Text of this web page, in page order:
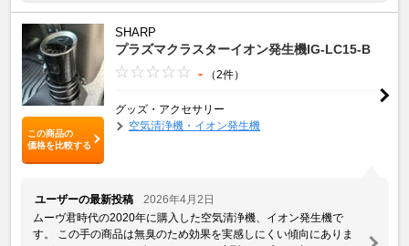
この商品の
価格を比較する
SHARP
プラズマクラスターイオン発生機IG-LC15-B
- （2件）
グッズ・アクセサリー
空気清浄機・イオン発生機
ユーザーの最新投稿
2026年4月2日
ムーヴ君時代の2020年に購入した空気清浄機、イオン発生機で
す。 この手の商品は無臭のため効果を実感しにくい傾向にありま